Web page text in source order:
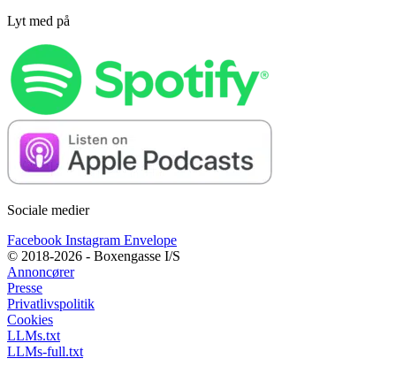
Lyt med på
Sociale medier
Facebook Instagram Envelope
© 2018-2026 - Boxengasse I/S
Annoncører
Presse
Privatlivspolitik
Cookies
LLMs.txt
LLMs-full.txt